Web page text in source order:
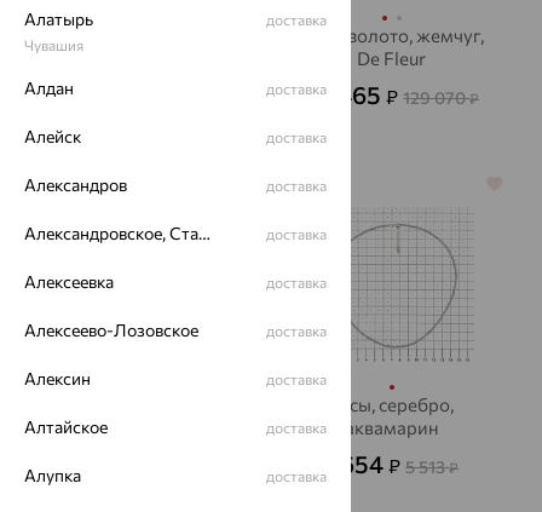
Бусы, золото, жемчуг,
Бусы, золото, жемчуг,
De Fleur
46 465₽ 129 070₽
64%
5 329
70%
Бусы, серебро,
аквамарин
1 654₽ 5 513₽
Алатырь
Чувашия
доставка
Алдан доставка
Алейск доставка
Александров доставка
Александровское, Ставропольский край доставка
Алексеевка доставка
Алексеево-Лозовское доставка
Алексин доставка
Алтайское доставка
Алупка доставка